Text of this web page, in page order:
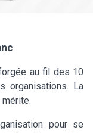
au fil des 10
organisations. La
pour se